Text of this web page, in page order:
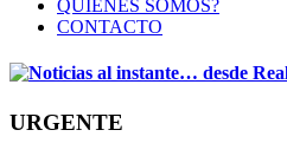
QUIENES SOMOS?
CONTACTO
URGENTE